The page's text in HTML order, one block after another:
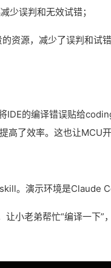
少误判和无效试错；
资源，减少了误判和试
IDE的编译错误贴给
高了效率。这也让MCU
。演示环境是Claude
小老弟帮忙“编译一下